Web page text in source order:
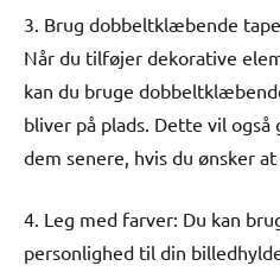
3. Brug dobbeltklæbende
Når du tilføjer dekorative
kan du bruge
bliver på plads. Dette vil
dem senere, hvis du ønsker
4. Leg med farver: Du kan
personlighed til din